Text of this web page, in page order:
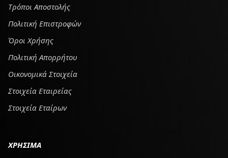
Tρόποι Αποστολής
Πολιτική Επιστροφών
Όροι Χρήσης
Πολιτική Απορρήτου
Οικονομικά Στοιχεία
Στοιχεία Εταιρείας
Στοιχεία Εταίρων
ΧΡΗΣΙΜΑ